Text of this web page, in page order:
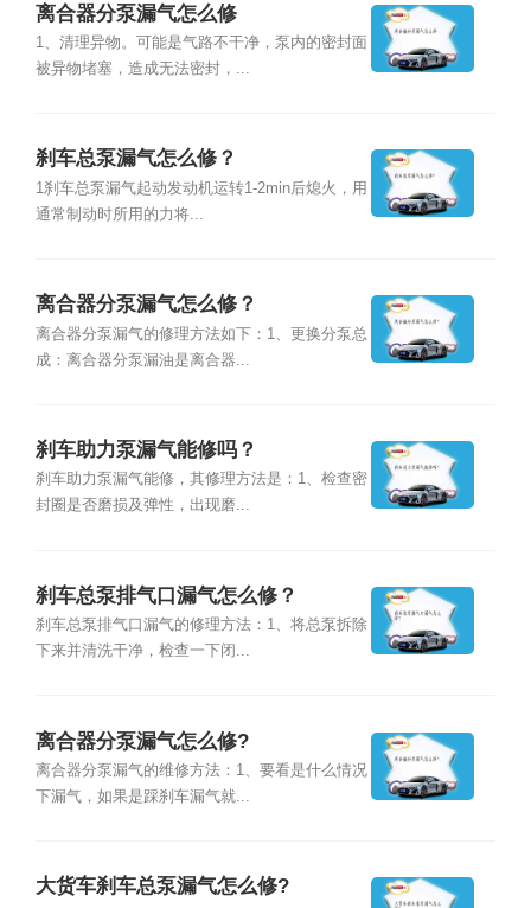
离合器分泵漏气怎么修
1、清理异物。可能是气路不干净，泵内的密封面
被异物堵塞，造成无法密封，...
刹车总泵漏气怎么修？
1刹车总泵漏气起动发动机运转1-2min后熄火，用
通常制动时所用的力将...
离合器分泵漏气怎么修？
离合器分泵漏气的修理方法如下：1、更换分泵总
成：离合器分泵漏油是离合器...
刹车助力泵漏气能修吗？
刹车助力泵漏气能修，其修理方法是：1、检查密
封圈是否磨损及弹性，出现磨...
刹车总泵排气口漏气怎么修？
刹车总泵排气口漏气的修理方法：1、将总泵拆除
下来并清洗干净，检查一下闭...
离合器分泵漏气怎么修?
离合器分泵漏气的维修方法：1、要看是什么情况
下漏气，如果是踩刹车漏气就...
大货车刹车总泵漏气怎么修?